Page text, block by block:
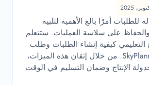
للطلبات أمرًا بالغ الأهمية لتلبية
على سلاسة العمليات. ستتعلم
التعليمي كيفية إنشاء الطلبات وطلب
العناصر في SkyPlanner. من خلال إتقان هذه الميزات،
الإنتاج وضمان التسليم في الوقت